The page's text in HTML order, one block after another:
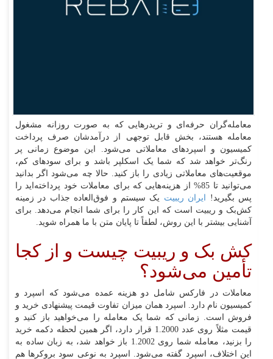
معامله‌گران حرفه‌ای و تریدرهایی که به صورت روزانه مشغول
معامله هستند، بخش قابل توجهی از درآمدشان صرف پرداخت
کمیسیون و اسپردهای معاملاتی می‌شود. این موضوع زمانی پر
رنگ‌تر خواهد شد که شما یک اسکلپر باشد و برای سودهای کم،
موقعیت‌های معاملاتی زیادی را باز کنید. حالا چه می‌شود اگر بدانید
می‌توانید تا 85% از هزینه‌هایی که برای معاملات خود پرداخته‌اید را
پس بگیرید!
ایران ریبیت یک سیستم و فوق‌العاده جذاب در زمینه
کش‌بک و ریبیت است که این کار را برای شما انجام می‌دهد. برای
آشنایی بیشتر با این روش، لطفاً تا پایان متن با ما همراه شوید.
کش بک و ریبیت چیست و از کجا
تأمین می‌شود؟
معاملات در فارکس شامل دو هزینه عمده می‌شود که اسپرد و
کمیسیون نام دارد. اسپرد همان میزان تفاوت قیمت پیشنهادی خرید و
فروش است. زمانی که شما یک معامله را می‌خواهید باز کنید و
قیمت مثلاً روی عدد 1.2000 قرار دارد، اگر همین لحظه دکمه خرید
را بزنید، معامله شما روی 1.2002 باز خواهد شد، به زبان ساده به
این اختلاف، اسپرد گفته می‌شود. اسپرد به نوعی سود بروکرها هم